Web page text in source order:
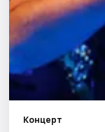
Концерт